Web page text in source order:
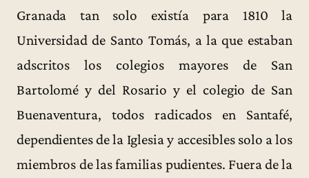
Granada tan solo existía para 1810 la
Universidad de Santo Tomás, a la que estaban
adscritos los colegios mayores de San
Bartolomé y del Rosario y el colegio de San
Buenaventura, todos radicados en Santafé,
dependientes de la Iglesia y accesibles solo a los
miembros de las familias pudientes. Fuera de la